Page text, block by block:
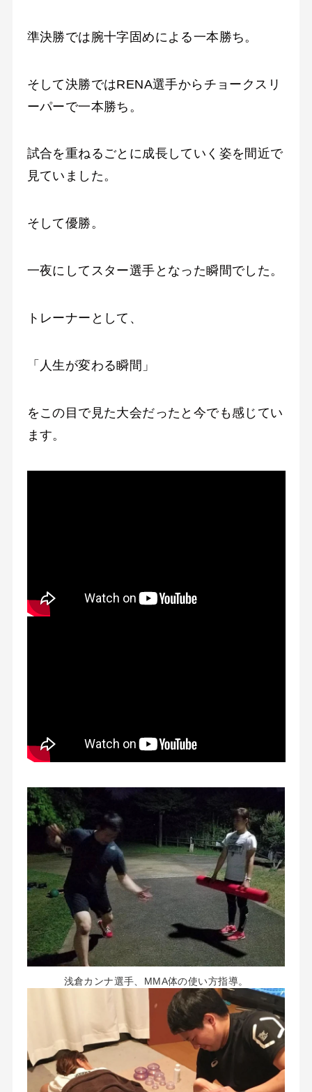
準決勝では腕十字固めによる一本勝ち。
そして決勝ではRENA選手からチョークスリ
ーパーで一本勝ち。
試合を重ねるごとに成長していく姿を間近で
見ていました。
そして優勝。
一夜にしてスター選手となった瞬間でした。
トレーナーとして、
「人生が変わる瞬間」
をこの目で見た大会だったと今でも感じてい
ます。
浅倉カンナ選手、MMA体の使い方指導。